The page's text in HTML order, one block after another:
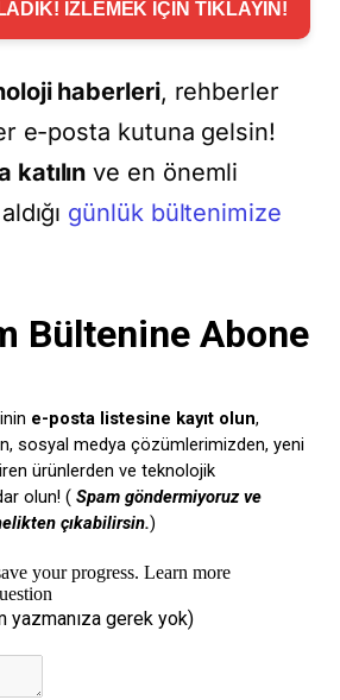
İZLEMEK İÇİN TIKLAYIN!
haberleri, rehberler
e-posta kutuna gelsin!
katılın ve en önemli
günlük bültenimize